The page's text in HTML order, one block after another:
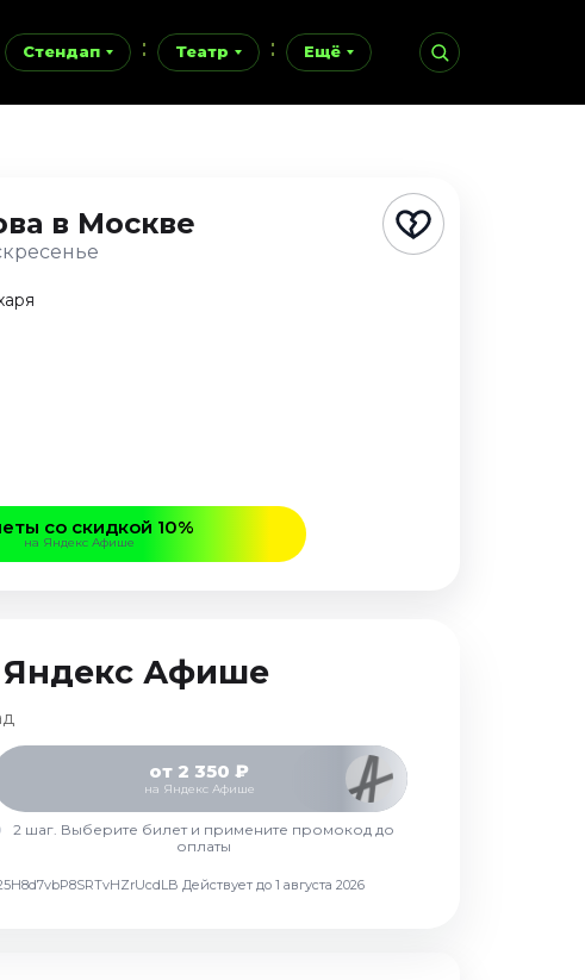
Стендап Театр Ещё
в Москве
со скидкой 10%
на Яндекс Афише
Яндекс Афише
от 2 350 ₽
на Яндекс Афише
2 шаг. Выберите билет и примените промокод до
оплаты
Действует до 1 августа 2026